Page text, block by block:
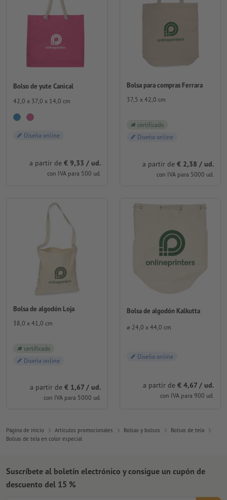
Bolso de yute Canical
42,0 x 37,0 x 14,0 cm
Diseña online
a partir de € 9,33 / ud.
con IVA para 500 ud.
Bolsa para compras Ferrara
37,5 x 42,0 cm
certificado
Diseña online
a partir de € 2,38 / ud.
con IVA para 5000 ud.
Bolsa de algodón Loja
38,0 x 41,0 cm
certificado
Diseña online
a partir de € 1,67 / ud.
con IVA para 5000 ud.
Bolsa de algodón Kalkutta
⌀ 24,0 x 44,0 cm
Diseña online
a partir de € 4,67 / ud.
con IVA para 900 ud.
Página de inicio Artículos promocionales Bolsas y bolsos
Bolsas de tela
Bolsas de tela en color especial
Suscríbete al boletín electrónico y consigue un cupón de
descuento del 15 %